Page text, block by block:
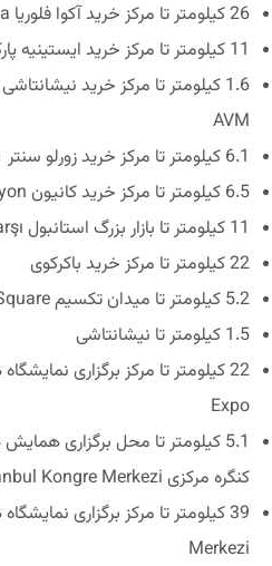
26 کیلومتر تا مرکز خرید آکوا فلوریا Aqua Florya
11 کیلومتر تا مرکز خرید ایستینیه پارک Istinye Park AVM
AVM
6.1 کیلومتر تا مرکز خرید زورلو سنتر Zorlu Center
6.5 کیلومتر تا مرکز خرید کانیون Kanyon
11 کیلومتر تا بازار بزرگ استانبول Kapalı Çarşı
22 کیلومتر تا مرکز خرید باکرکوی
5.2 کیلومتر تا میدان تکسیم Taksim Square
1.5 کیلومتر تا نیشانتاشی
Expo
5.1 کیلومتر تا محل برگزاری
کنگره مرکزی İstanbul Kongre Merkezi
Merkezi